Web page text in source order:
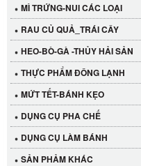
MÌ TRỨNG-NUI CÁC LOẠI
RAU CỦ QUẢ_TRÁI CÂY
HEO-BÒ-GÀ -THỦY HẢI SẢN
THỰC PHẨM ĐÔNG LẠNH
MỨT TẾT-BÁNH KẸO
DỤNG CỤ PHA CHẾ
DỤNG CỤ LÀM BÁNH
SẢN PHẢM KHÁC